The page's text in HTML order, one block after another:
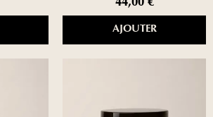
44,00 €
AJOUTER